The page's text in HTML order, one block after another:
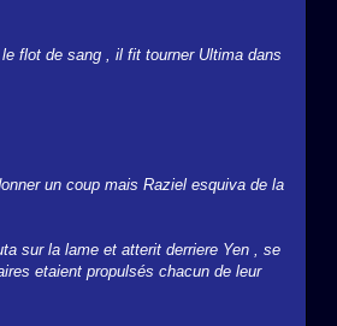
flot de sang , il fit tourner Ultima dans
un coup mais Raziel esquiva de la
sur la lame et atterit derriere Yen , se
etaient propulsés chacun de leur